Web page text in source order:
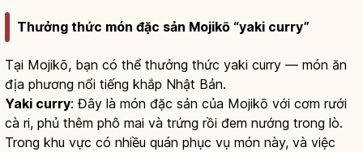
Thưởng thức món đặc sản Mojikō “yaki curry”
Tại Mojikō, bạn có thể thưởng thức yaki curry — món ăn
địa phương nổi tiếng khắp Nhật Bản.
Yaki curry: Đây là món đặc sản của Mojikō với cơm rưới
cà ri, phủ thêm phô mai và trứng rồi đem nướng trong lò.
Trong khu vực có nhiều quán phục vụ món này, và việc